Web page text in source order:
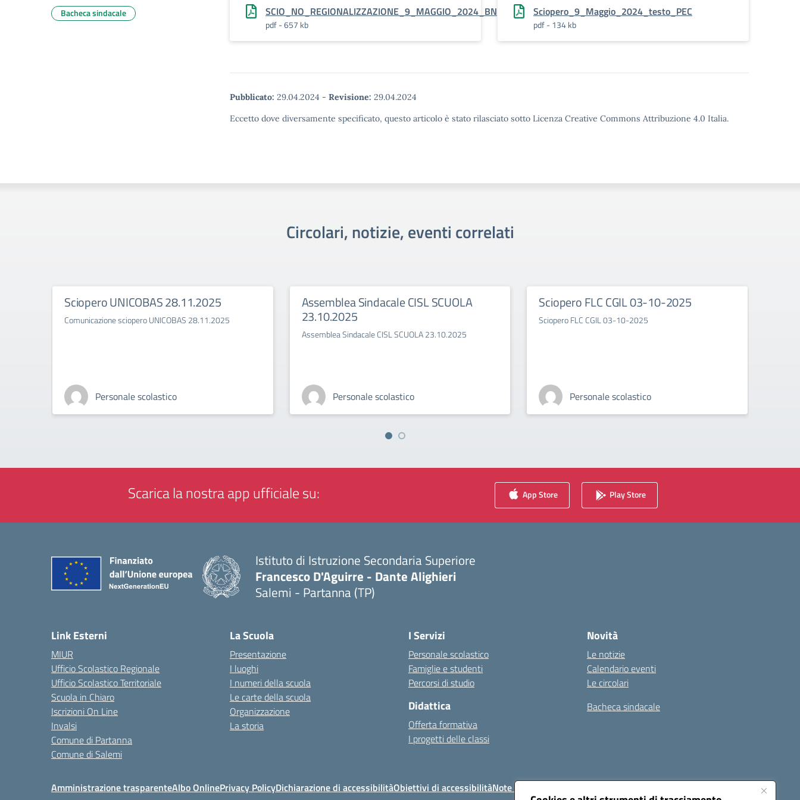
SCIO_NO_REGIONALIZZAZIONE_9_MAGGIO_2024_BN
pdf - 657 kb
Sciopero_9_Maggio_2024_testo_PEC
pdf - 134 kb
Pubblicato: 29.04.2024 - Revisione: 29.04.2024
Eccetto dove diversamente specificato, questo articolo è stato rilasciato sotto Licenza Creative Commons Attribuzione 4.0 Italia.
Bacheca sindacale
Circolari, notizie, eventi correlati
Sciopero UNICOBAS 28.11.2025
Comunicazione sciopero UNICOBAS 28.11.2025
Personale scolastico
Assemblea Sindacale CISL SCUOLA
23.10.2025
Assemblea Sindacale CISL SCUOLA 23.10.2025
Personale scolastico
Sciopero FLC CGIL 03-10-2025
Sciopero FLC CGIL 03-10-2025
Personale scolastico
Scarica la nostra app ufficiale su: App Store Play Store
Istituto di Istruzione Secondaria Superiore
Francesco D'Aguirre - Dante Alighieri
Salemi - Partanna (TP)
Link Esterni
MIUR
Ufficio Scolastico Regionale
Ufficio Scolastico Territoriale
Scuola in Chiaro
Iscrizioni On Line
Invalsi
Comune di Partanna
Comune di Salemi
La Scuola
Presentazione
I luoghi
I numeri della scuola
Le carte della scuola
Organizzazione
La storia
I Servizi
Personale scolastico
Famiglie e studenti
Percorsi di studio
Didattica
Offerta formativa
I progetti delle classi
Novità
Le notizie
Calendario eventi
Le circolari
Bacheca sindacale
Amministrazione trasparenteAlbo OnlinePrivacy PolicyDichiarazione di accessibilitàObiettivi di accessibilitàNote legali Seguici su: